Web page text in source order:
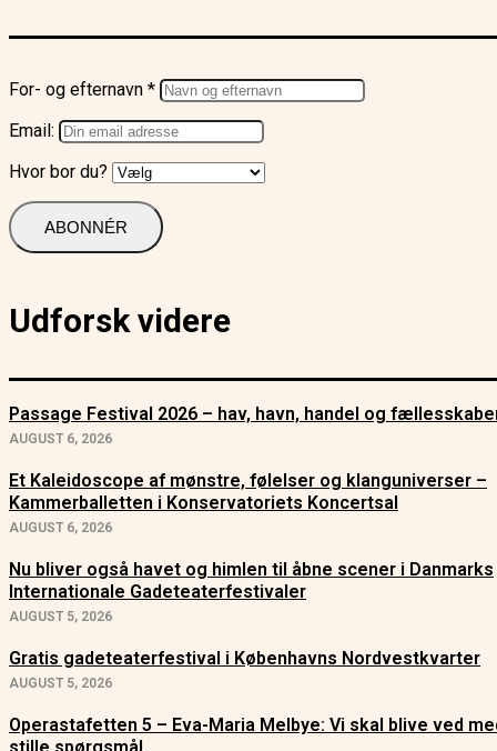
For- og efternavn *
Email:
Hvor bor du?
Udforsk videre
Passage Festival 2026 – hav, havn, handel og
AUGUST 6, 2026
Et Kaleidoscope af mønstre, følelser og klanguniverser –
Kammerballetten i Konservatoriets Koncertsal
AUGUST 6, 2026
Nu bliver også havet og himlen til åbne scener i Danmarks
Internationale Gadeteaterfestivaler
AUGUST 5, 2026
Gratis gadeteaterfestival i Københavns Nordvestkvarter
AUGUST 5, 2026
Operastafetten 5 – Eva-Maria Melbye: Vi skal blive ved